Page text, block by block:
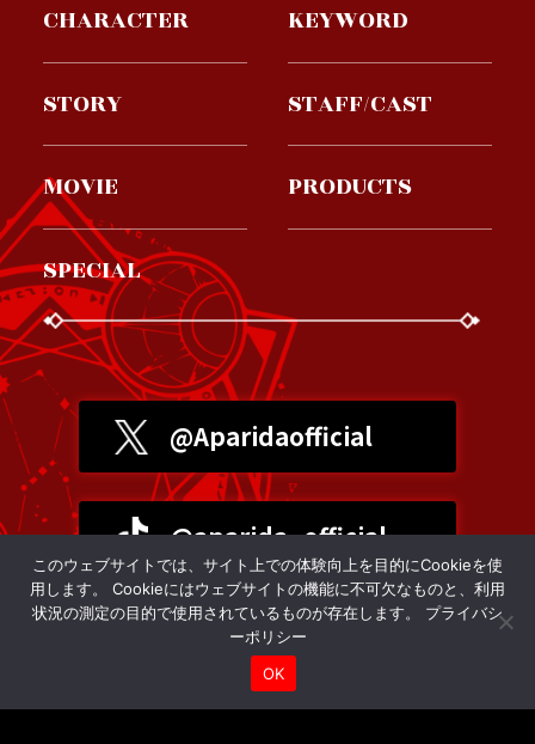
CHARACTER KEYWORD
STORY STAFF/CAST
MOVIE PRODUCTS
SPECIAL
@Aparidaofficial
@aparida_official
プライバシーポリシー
このウェブサイトでは、サイト上での体験向上を目的にCookieを使
用します。 Cookieにはウェブサイトの機能に不可欠なものと、利用
状況の測定の目的で使用されているものが存在します。 プライバシ
ーポリシー
OK